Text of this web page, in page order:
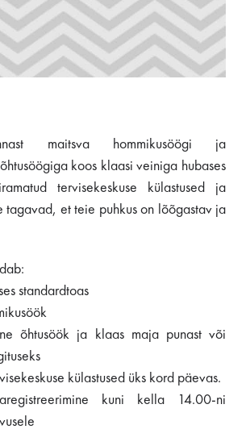
maitsva hommikusöögi ja
koos klaasi veiniga hubases
tervisekeskuse külastused ja
tagavad, et teie puhkus on lõõgastav ja
standardtoas
õhtusöök ja klaas maja punast või
külastused üks kord päevas.
kuni kella 14.00-ni